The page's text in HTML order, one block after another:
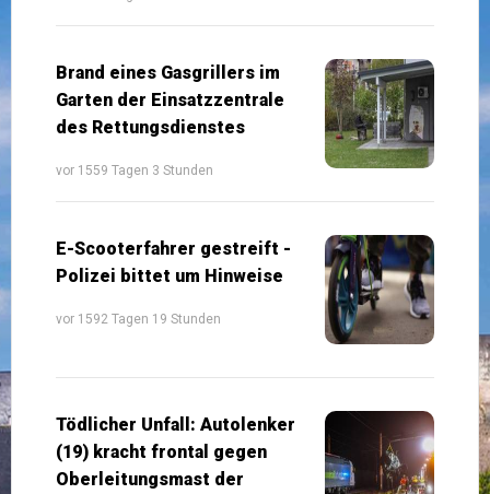
Brand eines Gasgrillers im
Garten der Einsatzzentrale
des Rettungsdienstes
vor 1559 Tagen 3 Stunden
E-Scooterfahrer gestreift -
Polizei bittet um Hinweise
vor 1592 Tagen 19 Stunden
Tödlicher Unfall: Autolenker
(19) kracht frontal gegen
Oberleitungsmast der